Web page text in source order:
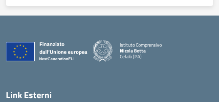
Istituto Comprensivo
Nicola Botta
Cefalù (PA)
Link Esterni